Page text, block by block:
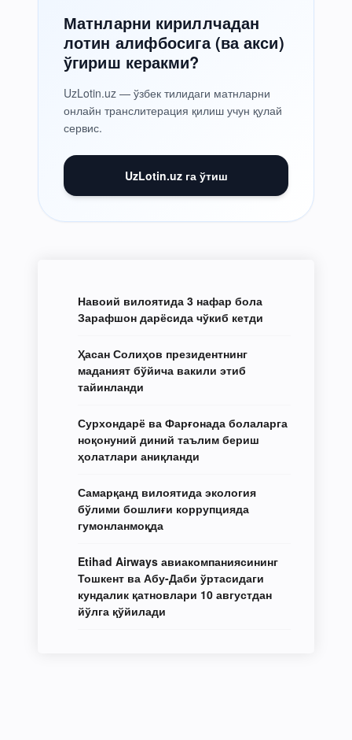
Матнларни кириллчадан
лотин алифбосига (ва акси)
ўгириш керакми?
UzLotin.uz — ўзбек тилидаги матнларни
онлайн транслитерация қилиш учун қулай
сервис.
UzLotin.uz га ўтиш
Навоий вилоятида 3 нафар бола
Зарафшон дарёсида чўкиб кетди
Ҳасан Солиҳов президентнинг
маданият бўйича вакили этиб
тайинланди
Сурхондарё ва Фарғонада болаларга
ноқонуний диний таълим бериш
ҳолатлари аниқланди
Самарқанд вилоятида экология
бўлими бошлиғи коррупцияда
гумонланмоқда
Etihad Airways авиакомпаниясининг
Тошкент ва Абу-Даби ўртасидаги
кундалик қатновлари 10 августдан
йўлга қўйилади